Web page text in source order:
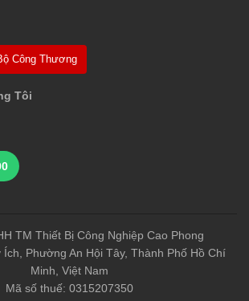
Công Thương
Tôi
TM Thiết Bị Công Nghiệp Cao Phong
Ích, Phường An Hội Tây, Thành Phố Hồ Chí
Minh, Việt Nam
Mã số thuế: 0315207350